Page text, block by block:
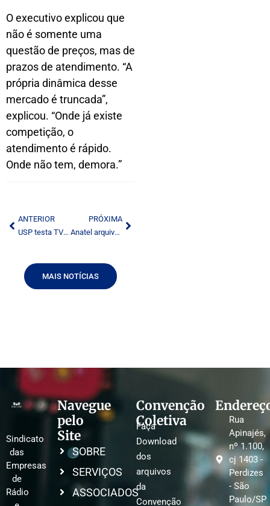
O executivo explicou que
não é somente uma
questão de preços, mas de
prazos de atendimento. “A
própria dinâmica desse
mercado é truncada”,
explicou. “Onde já existe
competição, o
atendimento é rápido.
Onde não tem, demora.”
ANTERIOR
USP testa TV digital pela rede elétrica
PRÓXIMA
Anatel arquiva processo que dificultava fiscalização da radiodifusão
MAIS NOTÍCIAS
Sindicato
das
Empresas
de
Rádio
Navegue
pelo
Site
SOBRE
SERVIÇOS
ASSOCIADOS
Convenção
Coletiva
Faça
Download
dos
arquivos
da
Convenção
Rua
Apinajés,
nº 1.100,
cj 1403 -
Perdizes
- São
Paulo/SP